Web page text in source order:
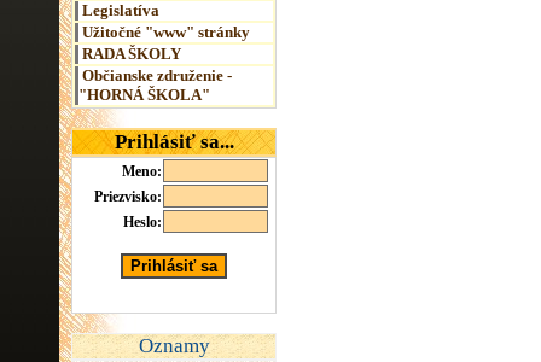
Legislatíva
Užitočné "www" stránky
RADA ŠKOLY
Občianske združenie -
"HORNÁ ŠKOLA"
Prihlásiť sa...
Meno:
Priezvisko:
Heslo:
Oznamy